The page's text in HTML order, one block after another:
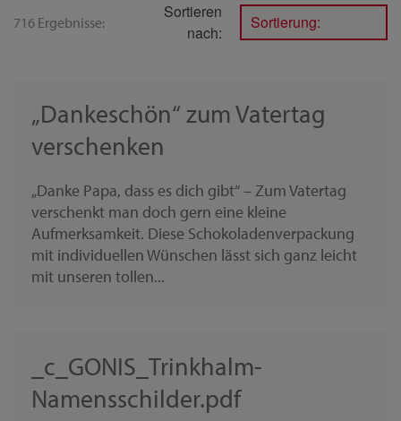
716 Ergebnisse:
Sortieren
nach:
Sortierung:
„Dankeschön“ zum Vatertag
verschenken
„Danke Papa, dass es dich gibt“ – Zum Vatertag
verschenkt man doch gern eine kleine
Aufmerksamkeit. Diese Schokoladenverpackung
mit individuellen Wünschen lässt sich ganz leicht
mit unseren tollen...
_c_GONIS_Trinkhalm-
Namensschilder.pdf